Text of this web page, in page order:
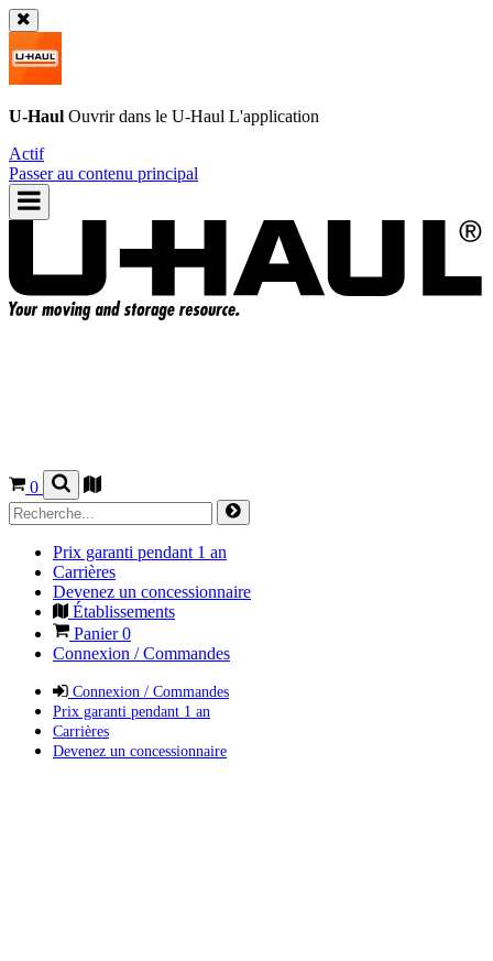
U-Haul Ouvrir dans le U-Haul L'application
Actif
Passer au contenu principal
0
Prix garanti pendant 1 an
Carrières
Devenez un concessionnaire
Établissements
Panier0
Connexion / Commandes
Connexion / Commandes
Prix garanti pendant 1 an
Carrières
Devenez un concessionnaire